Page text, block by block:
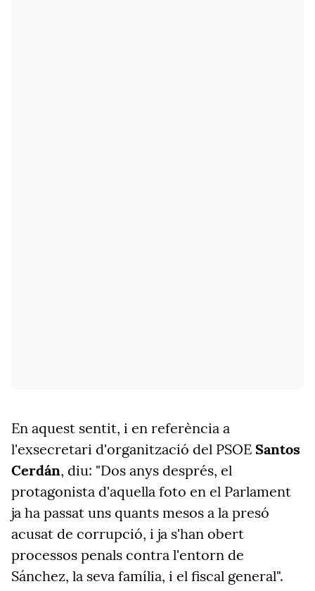
En aquest sentit, i en referència a
l'exsecretari d'organització del PSOE Santos
Cerdán, diu: "Dos anys després, el
protagonista d'aquella foto en el Parlament
ja ha passat uns quants mesos a la presó
acusat de corrupció, i ja s'han obert
processos penals contra l'entorn de
Sánchez, la seva família, i el fiscal general".